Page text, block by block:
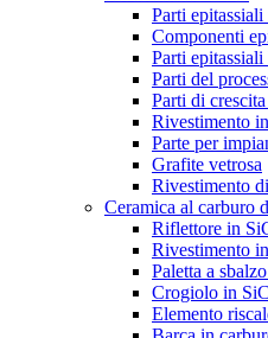
Parti
Componenti
Parti
Parti del
Parti di
Rivestimento
Parte per
Grafite vetrosa
Rivestimento
Ceramica al carburo
Riflettore in
Rivestimento
Paletta a
Crogiolo in
Elemento